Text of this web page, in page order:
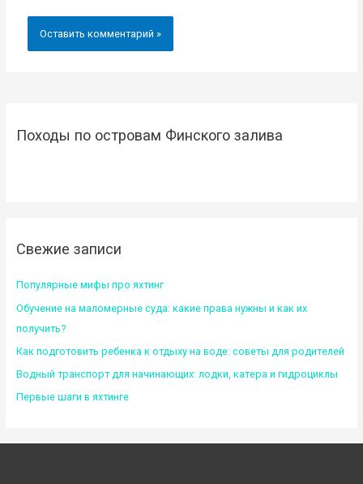
Походы по островам Финского залива
Свежие записи
Популярные мифы про яхтинг
Обучение на маломерные суда: какие права нужны и как их
получить?
Как подготовить ребенка к отдыху на воде: советы для родителей
Водный транспорт для начинающих: лодки, катера и гидроциклы
Первые шаги в яхтинге